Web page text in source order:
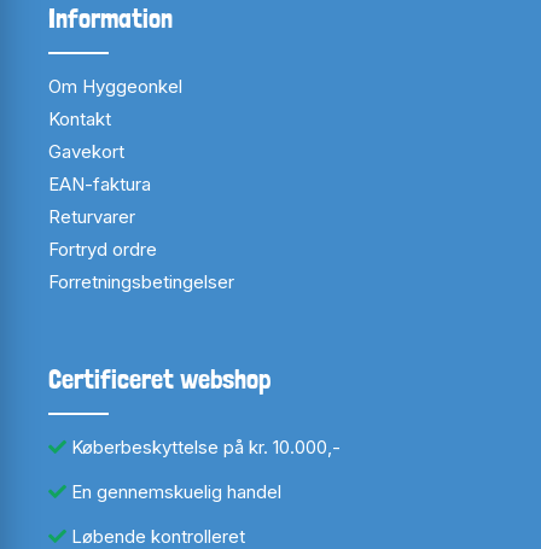
Information
Om Hyggeonkel
Kontakt
Gavekort
EAN-faktura
Returvarer
Fortryd ordre
Forretningsbetingelser
Certificeret webshop
Køberbeskyttelse på kr. 10.000,-
En gennemskuelig handel
Løbende kontrolleret